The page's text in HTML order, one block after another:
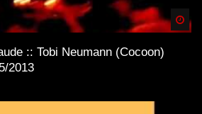
:: Tobi Neumann (Cocoon)
2013